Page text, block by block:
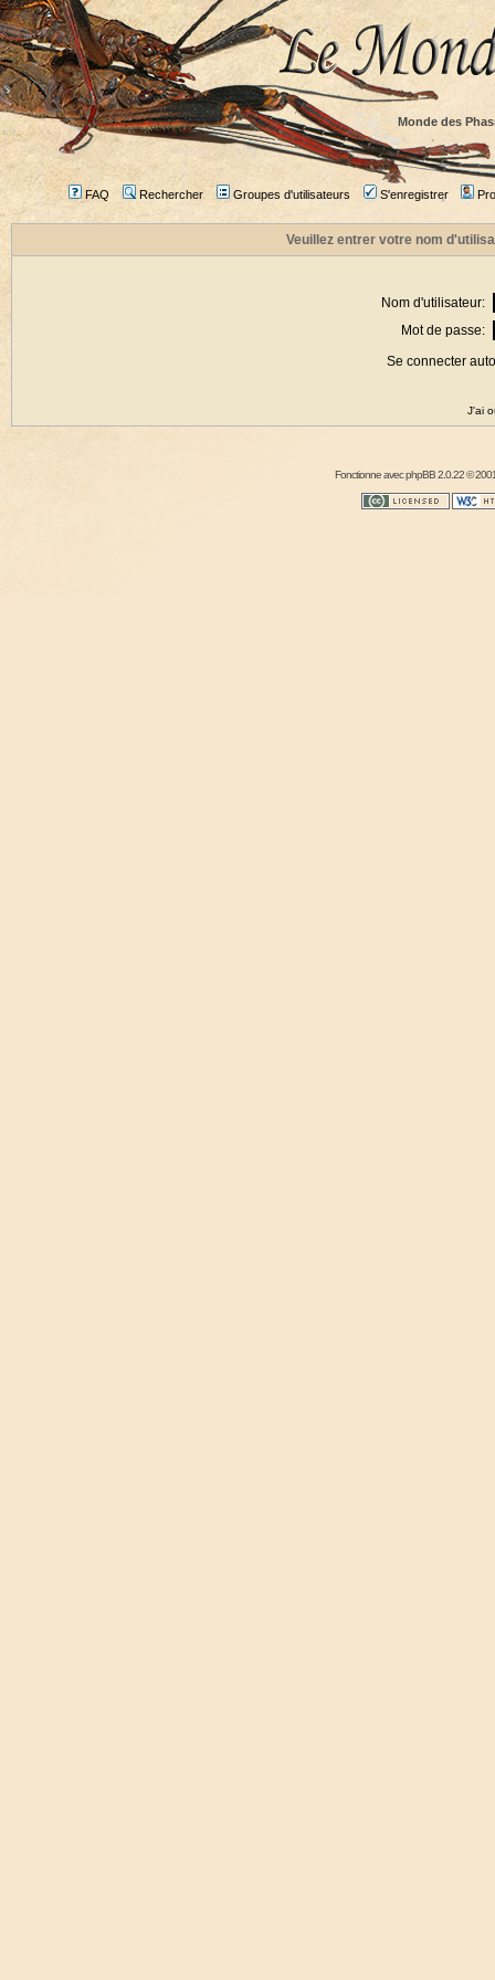
Monde des
FAQ Rechercher Groupes d'utilisateurs S'enregistrer
Veuillez entrer votre nom
Nom d'utilisateur:
Mot de passe:
Se connecter
J'ai
Fonctionne avecphpBB2.0.22 ©